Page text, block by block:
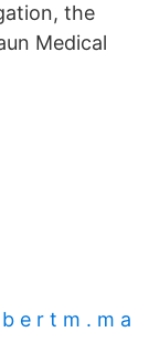
the
Medical
e r t m . m a